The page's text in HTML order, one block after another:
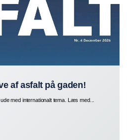
af asfalt på gaden!
med internationalt tema. Læs med...